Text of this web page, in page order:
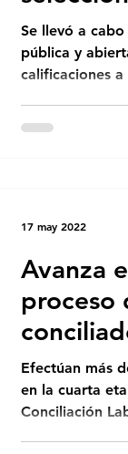
laboral
Se llevó a
pública y
calificaciones
Avanza
proceso
Efectúan más
en la cuarta
Conciliación
17 may 2022